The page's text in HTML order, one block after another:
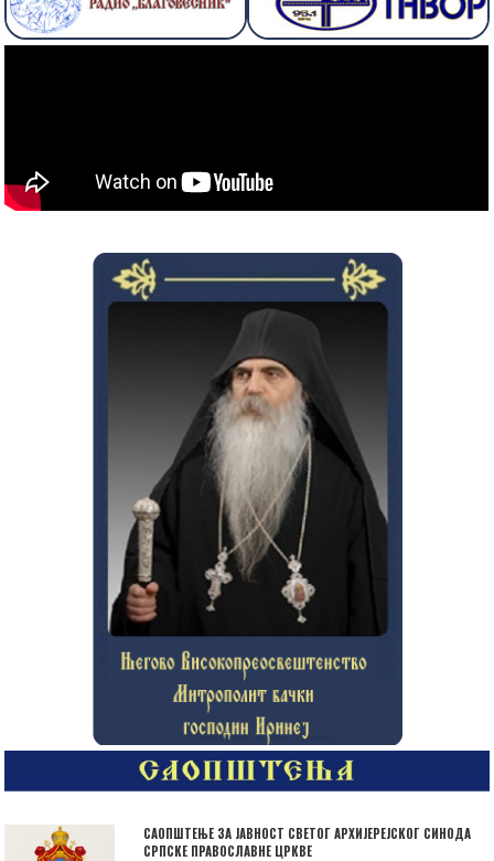
САОПШТЕЊЕ ЗА ЈАВНОСТ СВЕТОГ АРХИЈЕРЕЈСКОГ СИНОДА
СРПСКЕ ПРАВОСЛАВНЕ ЦРКВЕ